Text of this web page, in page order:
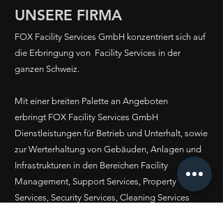
FOX Facility Services GmbH konzentriert sich auf
die Erbringung von Facility Services in der
ganzen Schweiz.
Mit einer breiten Palette an Angeboten
erbringt FOX Facility Services GmbH
Dienstleistungen für Betrieb und Unterhalt, sowie
zur Werterhaltung von Gebäuden, Anlagen und
Infrastrukturen in den Bereichen Facility
Management, Support Services, Property
Services, Security Services, Cleaning Services
UNSERE FIRMA